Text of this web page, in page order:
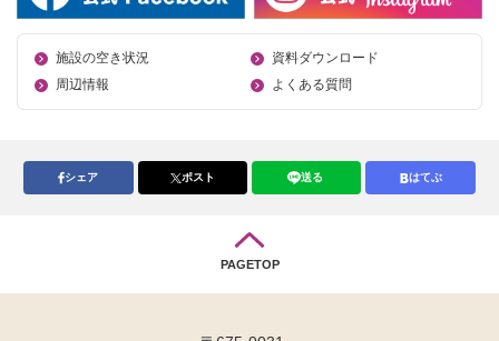
施設の空き状況
資料ダウンロード
周辺情報
よくある質問
シェア ポスト 送る はてぶ
PAGETOP